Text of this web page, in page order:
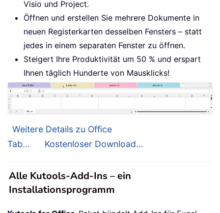
Visio und Project.
Öffnen und erstellen Sie mehrere Dokumente in
neuen Registerkarten desselben Fensters – statt
jedes in einem separaten Fenster zu öffnen.
Steigert Ihre Produktivität um 50 % und erspart
Ihnen täglich Hunderte von Mausklicks!
Weitere Details zu Office
Tab...
Kostenloser Download...
Alle Kutools-Add-Ins – ein
Installationsprogramm